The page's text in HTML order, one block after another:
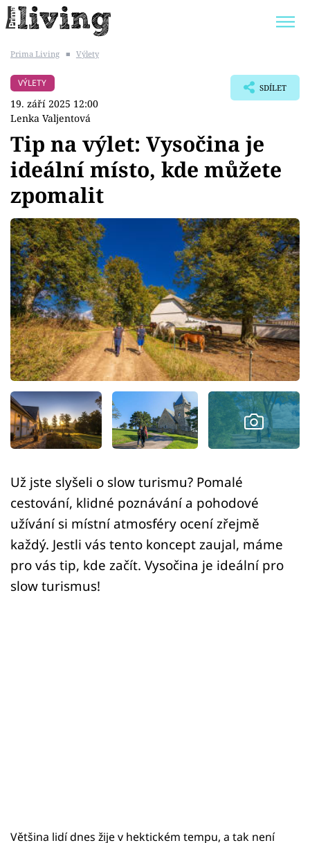
BYDLENÍ SLAVNÝCH
Témata
Bydlení
Zahrada
Design
Sledujte prima+
Přihlášení
Sledujte nás
Prima Living ■ Výlety
VÝLETY
19. září 2025 12:00
Lenka Valjentová
SDÍLET
Tip na výlet: Vysočina je
ideální místo, kde můžete
zpomalit
Už jste slyšeli o slow turismu? Pomalé
cestování, klidné poznávání a pohodové
užívání si místní atmosféry ocení zřejmě
každý. Jestli vás tento koncept zaujal, máme
pro vás tip, kde začít. Vysočina je ideální pro
slow turismus!
Většina lidí dnes žije v hektickém tempu, a tak není